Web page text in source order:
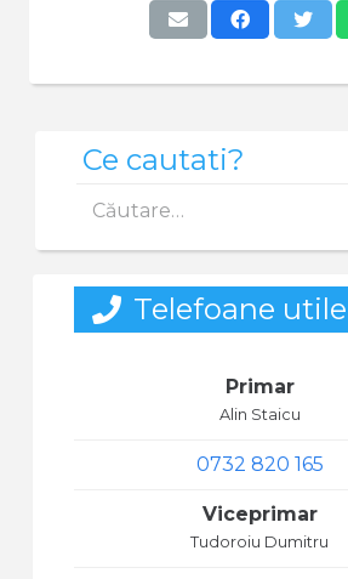
Ce cautati?
după:
Telefoane utile
Primar
Alin Staicu
0732 820 165
Viceprimar
Tudoroiu Dumitru